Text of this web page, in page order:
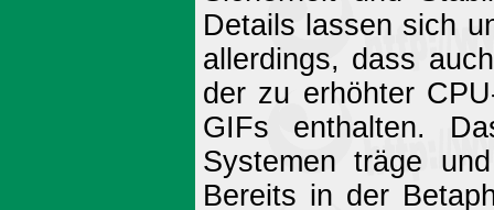
Details lassen sich
allerdings, dass
der zu erhöhter
GIFs enthalten.
Systemen träge
Bereits in der